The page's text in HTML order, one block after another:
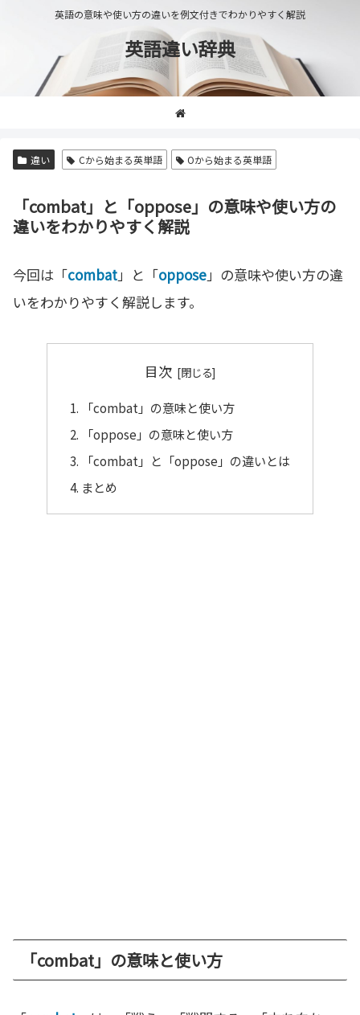
英語の意味や使い方の違いを例文付きでわかりやすく解説
英語違い辞典
違い Cから始まる英単語 Oから始まる英単語
「combat」と「oppose」の意味や使い方の
違いをわかりやすく解説
今回は「combat」と「oppose」の意味や使い方の違
いをわかりやすく解説します。
目次
「combat」の意味と使い方
「oppose」の意味と使い方
「combat」と「oppose」の違いとは
まとめ
「combat」の意味と使い方